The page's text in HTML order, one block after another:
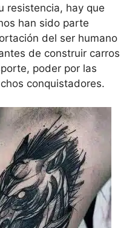
resistencia, hay que
han sido parte
del ser humano
de construir carros
poder por las
conquistadores.